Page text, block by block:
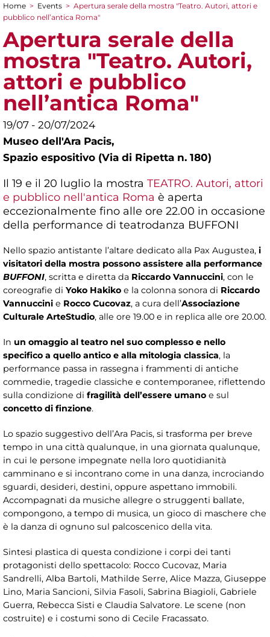
You are here
Home > Events > Apertura serale della mostra "Teatro. Autori, attori e
pubblico nell’antica Roma"
Apertura serale della
mostra "Teatro. Autori,
attori e pubblico
nell’antica Roma"
19/07 - 20/07/2024
Museo dell'Ara Pacis,
Spazio espositivo (Via di Ripetta n. 180)
Il 19 e il 20 luglio la mostra TEATRO. Autori, attori
e pubblico nell'antica Roma è aperta
eccezionalmente fino alle ore 22.00 in occasione
della performance di teatrodanza BUFFONI
Nello spazio antistante l’altare dedicato alla Pax Augustea, i
visitatori della mostra possono assistere alla performance
BUFFONI, scritta e diretta da Riccardo Vannuccini, con le
coreografie di Yoko Hakiko e la colonna sonora di Riccardo
Vannuccini e Rocco Cucovaz, a cura dell’Associazione
Culturale ArteStudio, alle ore 19.00 e in replica alle ore 20.00.
In un omaggio al teatro nel suo complesso e nello
specifico a quello antico e alla mitologia classica, la
performance passa in rassegna i frammenti di antiche
commedie, tragedie classiche e contemporanee, riflettendo
sulla condizione di fragilità dell’essere umano e sul
concetto di finzione.
Lo spazio suggestivo dell’Ara Pacis, si trasforma per breve
tempo in una città qualunque, in una giornata qualunque,
in cui le persone impegnate nella loro quotidianità
camminano e si incontrano come in una danza, incrociando
sguardi, desideri, destini, oppure aspettano immobili.
Accompagnati da musiche allegre o struggenti ballate,
compongono, a tempo di musica, un gioco di maschere che
è la danza di ognuno sul palcoscenico della vita.
Sintesi plastica di questa condizione i corpi dei tanti
protagonisti dello spettacolo: Rocco Cucovaz, Maria
Sandrelli, Alba Bartoli, Mathilde Serre, Alice Mazza, Giuseppe
Lino, Maria Sancioni, Silvia Fasoli, Sabrina Biagioli, Gabriele
Guerra, Rebecca Sisti e Claudia Salvatore. Le scene (non
costruite) e i costumi sono di Cecile Fracassato.